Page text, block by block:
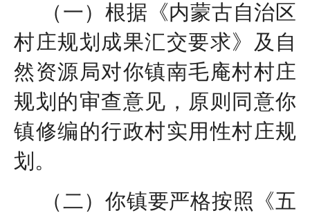
（一）根据《内蒙古自治区
村庄规划成果汇交要求》及自
然资源局对你镇南毛庵村村庄
规划的审查意见，原则同意你
镇修编的行政村实用性村庄规
划。
（二）你镇要严格按照《五